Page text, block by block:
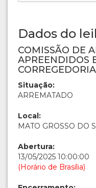
Dados do
COMISSÃO DE
APREENDIDOS
Situação:
ARREMATADO
Local:
MATO GROSSO DO
Abertura:
13/05/2025 10:00:00
(Horário de Brasília)